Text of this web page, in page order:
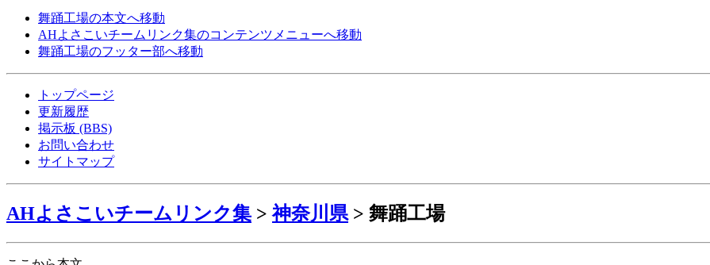
舞踊工場の本文へ移動
AHよさこいチームリンク集のコンテンツメニューへ移動
舞踊工場のフッター部へ移動
トップページ
更新履歴
掲示板 (BBS)
お問い合わせ
サイトマップ
AHよさこいチームリンク集 >神奈川県> 舞踊工場